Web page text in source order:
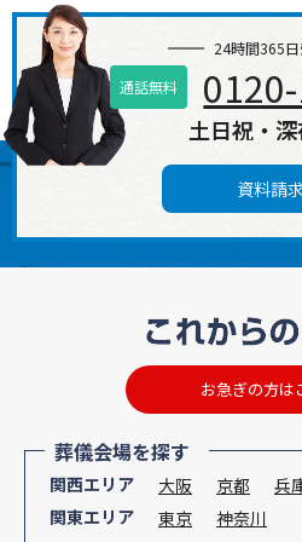
24時間365
通話無料
土日祝・
資料請求
お急ぎの方は
葬儀会場を探す
関西エリア 大阪 京都 兵
関東エリア
東京 神奈川